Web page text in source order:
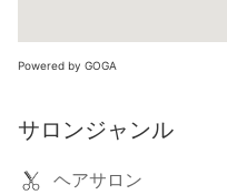
Powered by GOGA
サロンジャンル
ヘアサロン